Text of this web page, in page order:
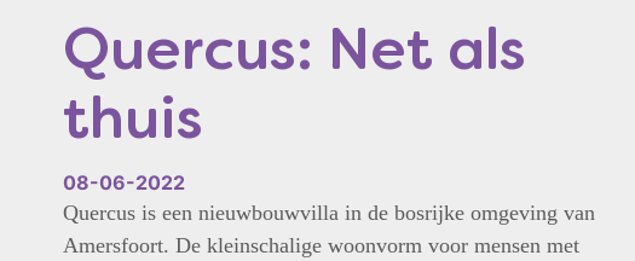
Quercus: Net als
thuis
08-06-2022
Quercus is een nieuwbouwvilla in de bosrijke omgeving van
Amersfoort. De kleinschalige woonvorm voor mensen met